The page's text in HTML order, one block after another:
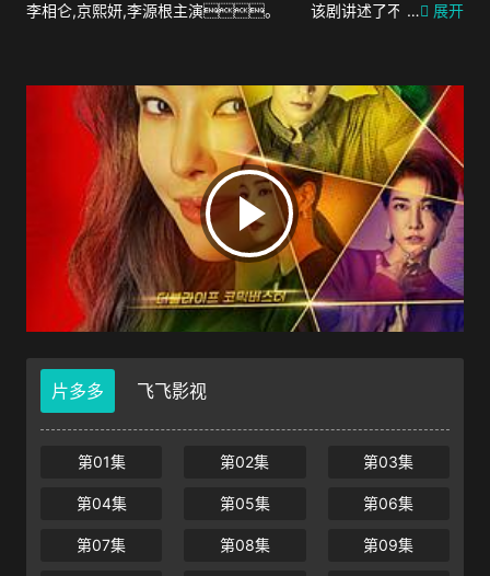
李相仑,京熙妍,李源根主演。 该剧讲述了不正之风不
开始走上充满危险跌宕起伏的寻找记忆的故事。
… 展开
片多多 飞飞影视
第01集 第02集 第03集
第04集 第05集 第06集
第07集 第08集 第09集